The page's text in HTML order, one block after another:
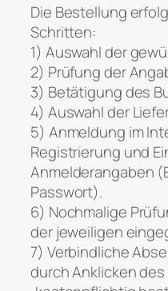
Die Bestellung
Schritten:
1) Auswahl der
2) Prüfung der
3) Betätigung des
4) Auswahl der
5) Anmeldung im
Registrierung und
Anmelderangaben
Passwort).
6) Nochmalige
der jeweiligen
7) Verbindliche
durch Anklicken